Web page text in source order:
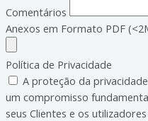
Comentários
Anexos em Formato PDF
Política de Privacidade
A proteção da
um compromisso
seus Clientes e os